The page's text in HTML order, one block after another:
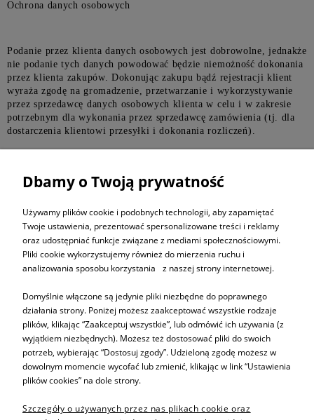
Ochrona danych osobowych
Podanie przez klienta danych osobowych jest dobrowolne, jednakże
nie podanie tych danych powodować będzie niemożność dokonania
przez klienta zakupów. Dokonując zakupu bądź rejestracji klient
wyraża zgodę na gromadzenie, przetwarzanie i wykorzystywanie
przez sprzedawcę danych osobowych klienta w celu i w zakresie
potrzebnym dla wykonania przez sprzedawcę zamówienia (tj. dla
dostarczenia klientowi przesyłki i dokonania rozliczeń).
1997r. o ochronie danych osobowych (Dz.U. z 2002r., Nr 101
poz.926 z pózn.zm.) oraz w wydanych na jej podstawie przepisach
wykonawczych. Klient ma prawo swobodnego dostępu (wglądu) do
swoich danych osobowych, prawo ich poprawiania, a także prawo
żądania zaprzestania ich przetwarzania i ich usunięcia z bazy
danych, co należy zgłosić do administratora danych, w formie
pisemnej.
Informacje
Sprzedaż produktów
Dbamy o Twoją prywatność
Używamy plików cookie i podobnych technologii, aby zapamiętać
Twoje ustawienia, prezentować spersonalizowane treści i reklamy
oraz udostępniać funkcje związane z mediami społecznościowymi.
Pliki cookie wykorzystujemy również do mierzenia ruchu i
analizowania sposobu korzystania z naszej strony internetowej.
Domyślnie włączone są jedynie pliki niezbędne do poprawnego
działania strony. Poniżej możesz zaakceptować wszystkie rodzaje
plików, klikając “Zaakceptuj wszystkie”, lub odmówić ich używania (z
wyjątkiem niezbędnych). Możesz też dostosować pliki do swoich
potrzeb, wybierając “Dostosuj zgody”. Udzieloną zgodę możesz w
dowolnym momencie wycofać lub zmienić, klikając w link “Ustawienia
plików cookies” na dole strony.
Szczegóły o używanych przez nas plikach cookie oraz